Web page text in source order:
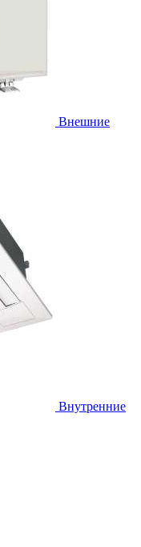
Внешние
Внутренние